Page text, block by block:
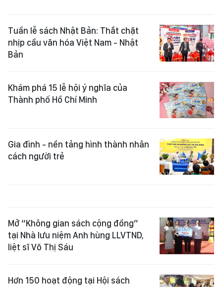
Tuần lễ sách Nhật Bản: Thắt chặt
nhịp cầu văn hóa Việt Nam - Nhật
Bản
Khám phá 15 lễ hội ý nghĩa của
Thành phố Hồ Chí Minh
Gia đình - nền tảng hình thành nhân
cách người trẻ
Mở “Không gian sách cộng đồng”
tại Nhà lưu niệm Anh hùng LLVTND,
liệt sĩ Võ Thị Sáu
Hơn 150 hoạt động tại Hội sách